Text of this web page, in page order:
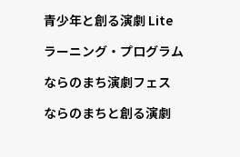
青少年と創る演劇 Lite
ラーニング・プログラム
ならのまち演劇フェス
ならのまちと創る演劇